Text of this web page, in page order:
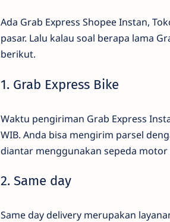
Ada Grab Express Shopee Instan,
pasar. Lalu kalau soal berapa lama
berikut.
1. Grab Express Bike
Waktu pengiriman Grab Express
WIB. Anda bisa mengirim parsel
diantar menggunakan sepeda motor
2. Same day
Same day delivery merupakan